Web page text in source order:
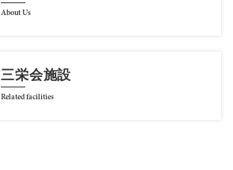
About Us
三栄会施設
Related facilities